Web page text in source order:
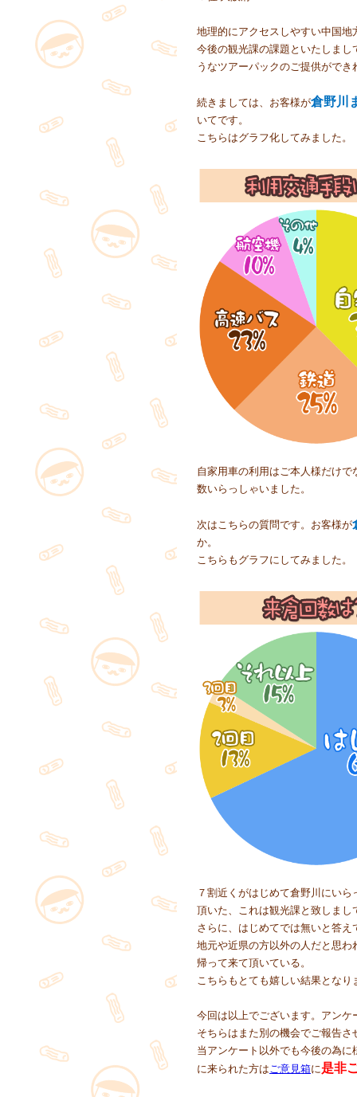
地理的にアクセスしやすい中国
今後の観光課の課題といたしま
うなツアーパックのご提供がで
続きましては、お客様が倉野川
いてです。
こちらはグラフ化してみました。
自家用車の利用はご本人様だけ
数いらっしゃいました。
次はこちらの質問です。お客様が
か。
こちらもグラフにしてみました。
７割近くがはじめて倉野川にい
頂いた、これは観光課と致しまし
さらに、はじめてでは無いと答
地元や近県の方以外の人だと思
帰って来て頂いている。
こちらもとても嬉しい結果となり
今回は以上でございます。アン
そちらはまた別の機会でご報告
当アンケート以外でも今後の為
に来られた方はご意見箱に是非